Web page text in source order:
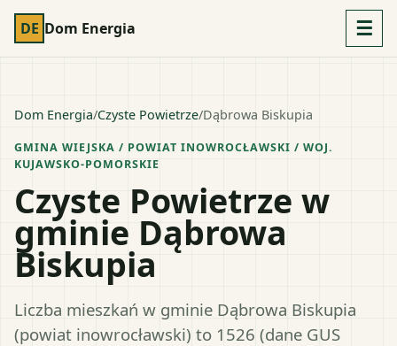
DE Dom Energia ☰
Dom Energia/Czyste Powietrze/Dąbrowa Biskupia
GMINA WIEJSKA / POWIAT INOWROCŁAWSKI / WOJ.
KUJAWSKO-POMORSKIE
Czyste Powietrze w
gminie Dąbrowa
Biskupia
Liczba mieszkań w gminie Dąbrowa Biskupia
(powiat inowrocławski) to 1526 (dane GUS